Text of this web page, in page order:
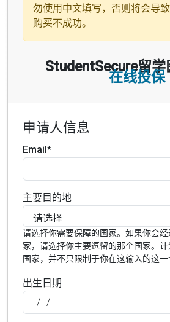
勿使用中文填写，否则将会导致
购买不成功。
StudentSecure留学
在线投保
申请人信息
Email*
主要目的地
请选择你需要保障的国家。如果你会
家，请选择你主要逗留的那个国家。
国家，并不只限制于你在这输入的这一
出生日期